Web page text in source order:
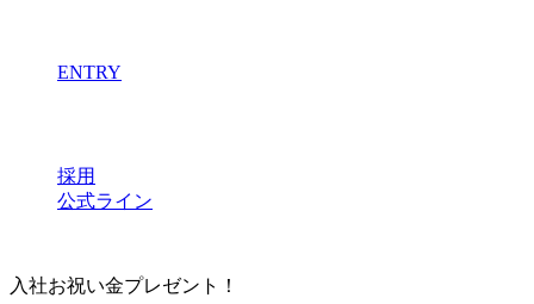
ENTRY
採用
公式ライン
入社お祝い金プレゼント！